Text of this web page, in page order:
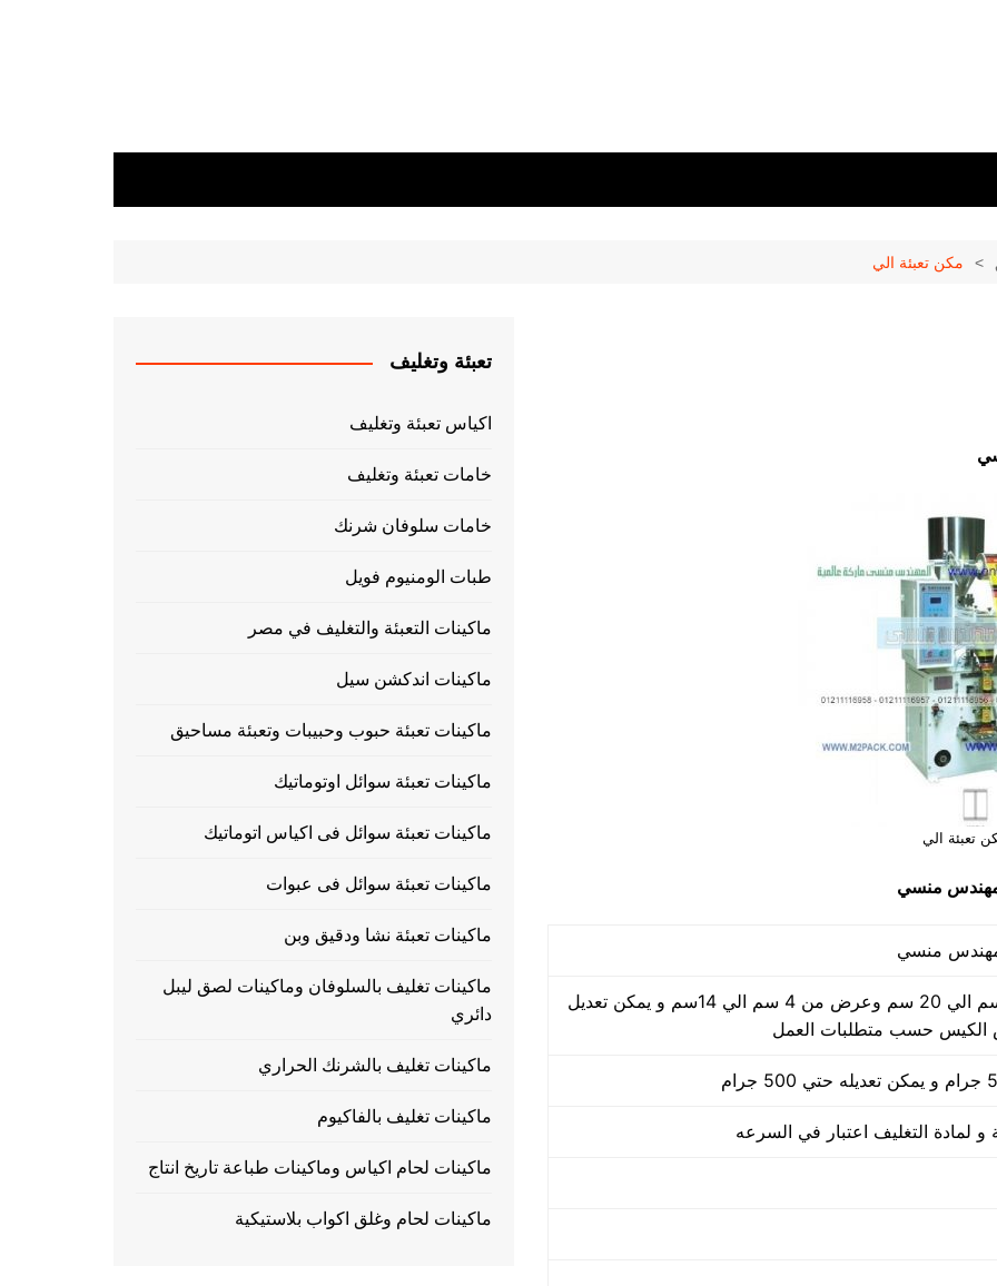
مكن تعبئة الي
تعبئة الي
منسي
طول الكيس من 5 سم الي 20 سم وعرض من 4 سم الي 14سم و يمكن تعديل
حسب متطلبات العمل
تعبئة وتغليف
اكياس تعبئة وتغليف
خامات تعبئة وتغليف
خامات سلوفان شرنك
طبات الومنيوم فويل
ماكينات التعبئة والتغليف في مصر
ماكينات اندكشن سيل
ماكينات تعبئة حبوب وحبيبات وتعبئة مساحيق
ماكينات تعبئة سوائل اوتوماتيك
ماكينات تعبئة سوائل فى اكياس اتوماتيك
ماكينات تعبئة سوائل فى عبوات
ماكينات تعبئة نشا ودقيق وبن
ماكينات تغليف بالسلوفان وماكينات لصق ليبل
دائري
ماكينات تغليف بالشرنك الحراري
ماكينات تغليف بالفاكيوم
ماكينات لحام اكياس وماكينات طباعة تاريخ انتاج
ماكينات لحام وغلق اكواب بلاستيكية